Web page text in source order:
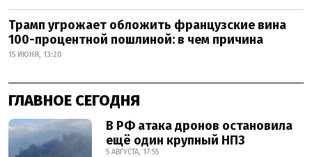
Трамп угрожает обложить французские вина
100-процентной пошлиной: в чем причина
15 ИЮНЯ, 13:20
ГЛАВНОЕ СЕГОДНЯ
В РФ атака дронов остановила
ещё один крупный НПЗ
5 АВГУСТА, 17:55